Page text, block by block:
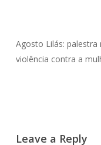
Agosto Lilás: palestra
violência contra a
Leave a Reply